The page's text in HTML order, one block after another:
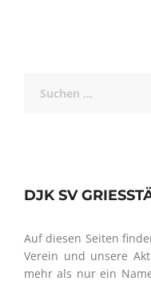
nach:
DJK SV
Auf diesen Seiten
Verein und unsere
mehr als nur ein